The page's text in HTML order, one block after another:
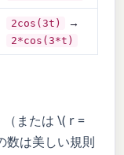
2cos(3t) →
2*cos(3*t)
（または \( r =
は美しい規則